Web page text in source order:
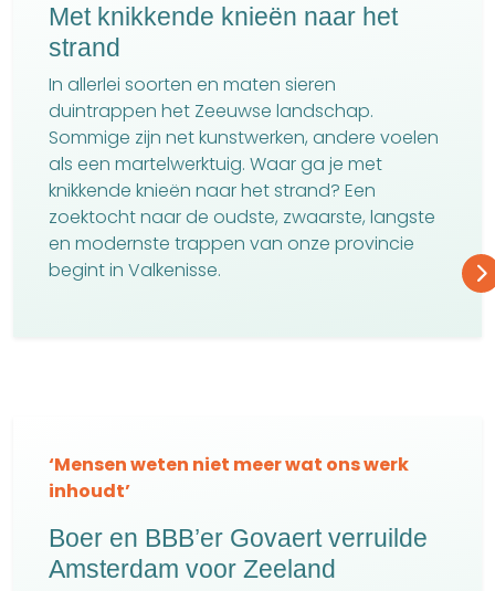
Met knikkende knieën naar het
strand
In allerlei soorten en maten sieren
duintrappen het Zeeuwse landschap.
Sommige zijn net kunstwerken, andere voelen
als een martelwerktuig. Waar ga je met
knikkende knieën naar het strand? Een
zoektocht naar de oudste, zwaarste, langste
en modernste trappen van onze provincie
begint in Valkenisse.
‘Mensen weten niet meer wat ons werk
inhoudt’
Boer en BBB’er Govaert verruilde
Amsterdam voor Zeeland